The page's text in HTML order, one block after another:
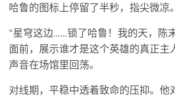
哈鲁的图标上停留了半秒，指尖微凉。
“星穹这边……锁了哈鲁！我的天，陈
面前，展示谁才是这个英雄的真正主
声音在场馆里回荡。
对线期，平稳中透着致命的压抑。他